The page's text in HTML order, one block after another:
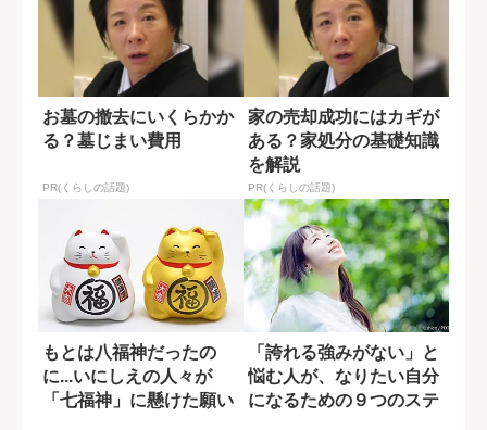
お墓の撤去にいくらかか
る？墓じまい費用
PR(くらしの話題)
家の売却成功にはカギが
ある？家処分の基礎知識
を解説
PR(くらしの話題)
もとは八福神だったの
に...いにしえの人々が
「七福神」に懸けた願い
「誇れる強みがない」と
悩む人が、なりたい自分
になるための９つのステ